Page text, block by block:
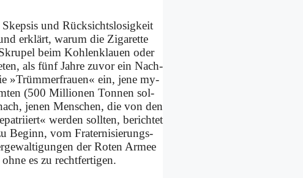
und Rück­sichts­lo­sig­keit
er­klärt, war­um die Zi­ga­ret­te
beim Koh­len­klau­en oder
als fünf Jah­re zu­vor ein Nach­
»Trüm­mer­frau­en« ein, je­ne my­
(500 Mil­lio­nen Ton­nen sol­
je­nen Men­schen, die von den
wer­den soll­ten, be­rich­tet
Be­ginn, vom Fra­ter­ni­sie­rungs­
der Ro­ten Ar­mee
es zu recht­fer­ti­gen.